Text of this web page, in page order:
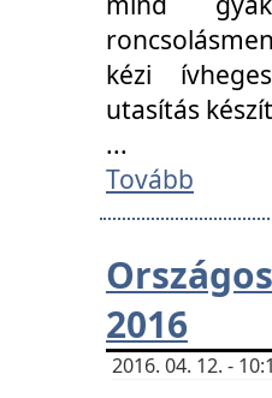
kézi
utasítás
...
Tovább
2016
2016. 04. 12. -